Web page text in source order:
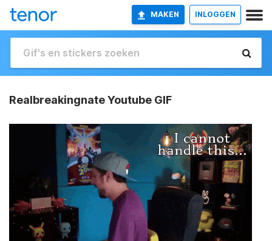
MAKEN INLOGGEN
Realbreakingnate Youtube GIF